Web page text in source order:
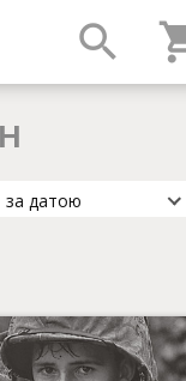
за датою
за назвою